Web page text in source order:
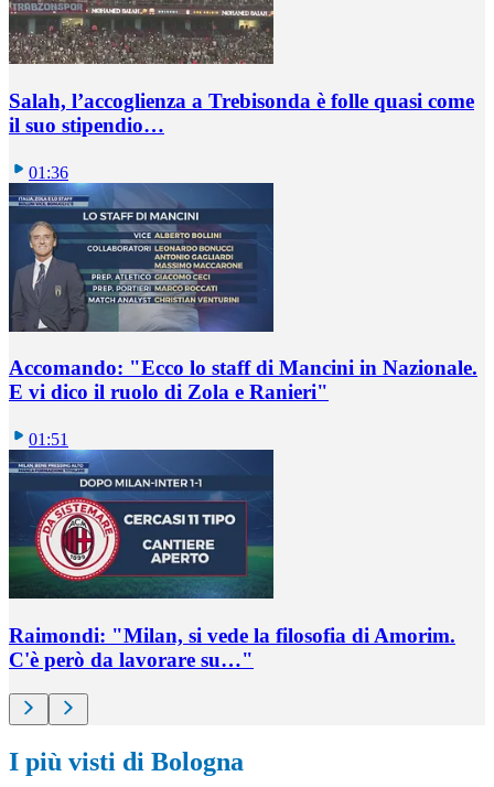
Salah, l’accoglienza a Trebisonda è folle quasi come
il suo stipendio…
01:36
Accomando: "Ecco lo staff di Mancini in Nazionale.
E vi dico il ruolo di Zola e Ranieri"
01:51
Raimondi: "Milan, si vede la filosofia di Amorim.
C'è però da lavorare su…"
I più visti di Bologna